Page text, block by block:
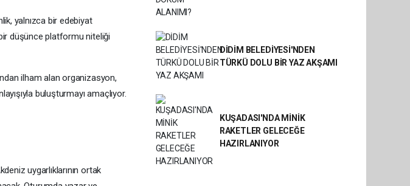
yalnızca bir edebiyat
düşünce platformu niteliği
ilham alan organizasyon,
buluşturmayı amaçlıyor.
uygarlıklarının ortak
DİDİM BELEDİYESİ'NDEN
TÜRKÜ DOLU BİR YAZ AKŞAMI
KUŞADASI'NDA MİNİK
RAKETLER GELECEĞE
HAZIRLANIYOR